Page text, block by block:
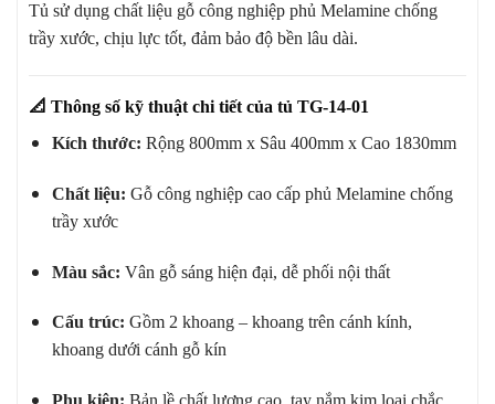
Tủ sử dụng chất liệu gỗ công nghiệp phủ Melamine chống
trầy xước, chịu lực tốt, đảm bảo độ bền lâu dài.
📐 Thông số kỹ thuật chi tiết của tủ TG-14-01
Kích thước: Rộng 800mm x Sâu 400mm x Cao 1830mm
Chất liệu: Gỗ công nghiệp cao cấp phủ Melamine chống
trầy xước
Màu sắc: Vân gỗ sáng hiện đại, dễ phối nội thất
Cấu trúc: Gồm 2 khoang – khoang trên cánh kính,
khoang dưới cánh gỗ kín